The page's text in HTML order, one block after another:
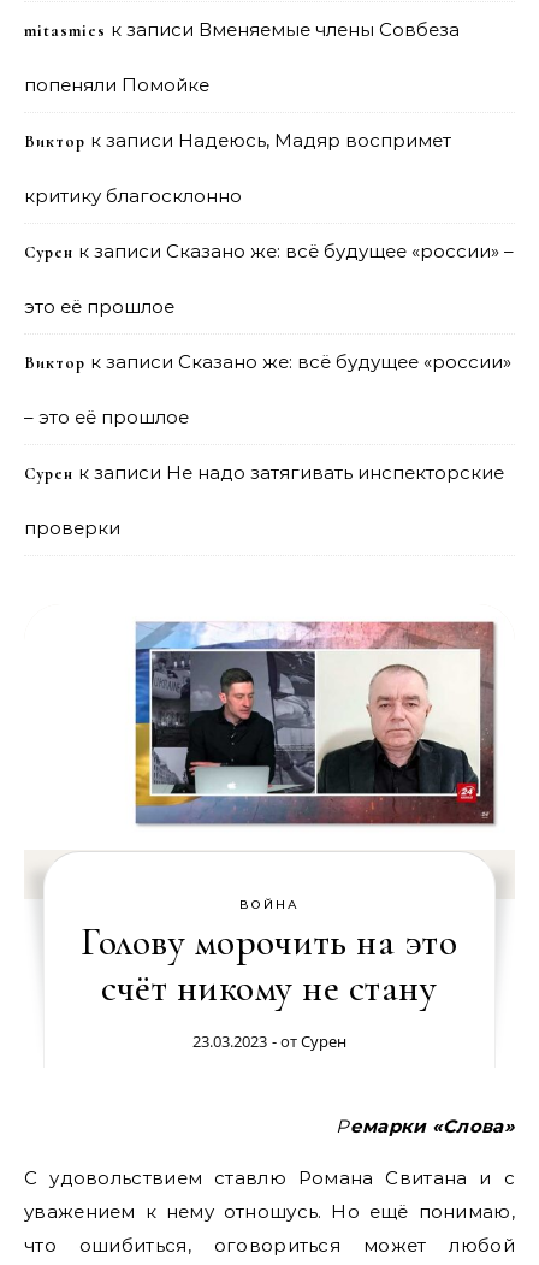
mitasmies к записи Вменяемые члены Совбеза
попеняли Помойке
Виктор к записи Надеюсь, Мадяр воспримет
критику благосклонно
Сурен к записи Сказано же: всё будущее «россии» –
это её прошлое
Виктор к записи Сказано же: всё будущее «россии»
– это её прошлое
Сурен к записи Не надо затягивать инспекторские
проверки
ВОЙНА
Голову морочить на это
счёт никому не стану
23.03.2023 - отСурен
Ремарки «Слова»
С удовольствием ставлю Романа Свитана и с
уважением к нему отношусь. Но ещё понимаю,
что ошибиться, оговориться может любой